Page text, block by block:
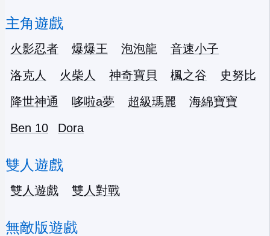
主角遊戲
火影忍者 爆爆王 泡泡龍
音速小子
洛克人
火柴人 神奇寶貝 楓之谷
史努比
降世神通
哆啦a夢 超級瑪麗
海綿寶寶
Ben 10
Dora
雙人遊戲
雙人遊戲 雙人對戰
無敵版遊戲